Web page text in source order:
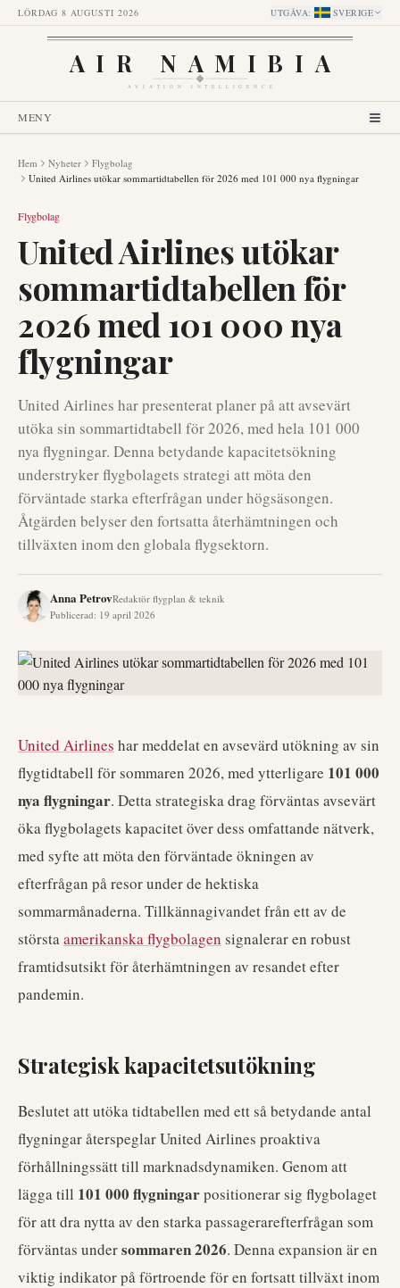
LÖRDAG 8 AUGUSTI 2026 UTGÅVA: SVERIGE
AIR NAMIBIA
AVIATION INTELLIGENCE
MENY
Hem Nyheter
Flygbolag
United Airlines utökar sommartidtabellen för 2026 med 101 000 nya flygningar
Flygbolag
United Airlines utökar
sommartidtabellen för
2026 med 101 000 nya
flygningar
United Airlines har presenterat planer på att avsevärt
utöka sin sommartidtabell för 2026, med hela 101 000
nya flygningar. Denna betydande kapacitetsökning
understryker flygbolagets strategi att möta den
förväntade starka efterfrågan under högsäsongen.
Åtgärden belyser den fortsatta återhämtningen och
tillväxten inom den globala flygsektorn.
Anna PetrovRedaktör flygplan & teknik
Publicerad: 19 april 2026
United Airlines har meddelat en avsevärd utökning av sin
flygtidtabell för sommaren 2026, med ytterligare 101 000
nya flygningar. Detta strategiska drag förväntas avsevärt
öka flygbolagets kapacitet över dess omfattande nätverk,
med syfte att möta den förväntade ökningen av
efterfrågan på resor under de hektiska
sommarmånaderna. Tillkännagivandet från ett av de
störstaamerikanska flygbolagen signalerar en robust
framtidsutsikt för återhämtningen av resandet efter
pandemin.
Strategisk kapacitetsutökning
Beslutet att utöka tidtabellen med ett så betydande antal
flygningar återspeglar United Airlines proaktiva
förhållningssätt till marknadsdynamiken. Genom att
lägga till 101 000 flygningarpositionerar sig flygbolaget
för att dra nytta av den starka passagerarefterfrågan som
förväntas undersommaren 2026. Denna expansion är en
viktig indikator på förtroende för en fortsatt tillväxt inom